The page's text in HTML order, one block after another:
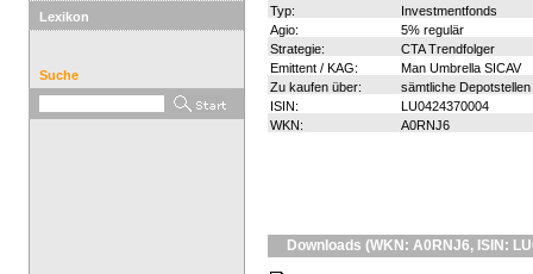
Lexikon
Suche
Typ:
Investmentfonds
Agio:
5% regulär
Strategie:
CTA Trendfolger
Emittent / KAG:
Man Umbrella SICAV
Zu kaufen über:
sämtliche Depotstellen
ISIN:
LU0424370004
WKN:
A0RNJ6
Downloads (WKN: A0RNJ6, ISIN: